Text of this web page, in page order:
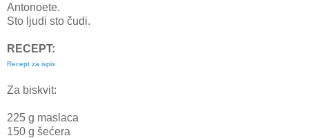
Antonoete.
Sto ljudi sto čudi.
RECEPT:
Recept za ispis
Za biskvit:
225 g maslaca
150 g šećera